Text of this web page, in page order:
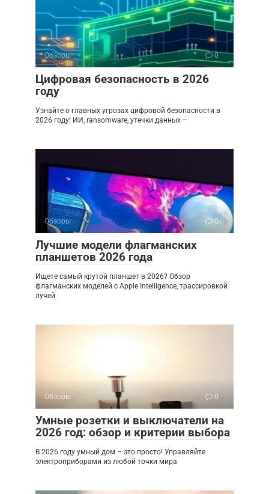
Обзоры 0
Цифровая безопасность в 2026
году
Узнайте о главных угрозах цифровой безопасности в
2026 году! ИИ, ransomware, утечки данных –
Обзоры 0
Лучшие модели флагманских
планшетов 2026 года
Ищете самый крутой планшет в 2026? Обзор
флагманских моделей с Apple Intelligence, трассировкой
лучей
Обзоры 0
Умные розетки и выключатели на
2026 год: обзор и критерии выбора
В 2026 году умный дом – это просто! Управляйте
электроприборами из любой точки мира